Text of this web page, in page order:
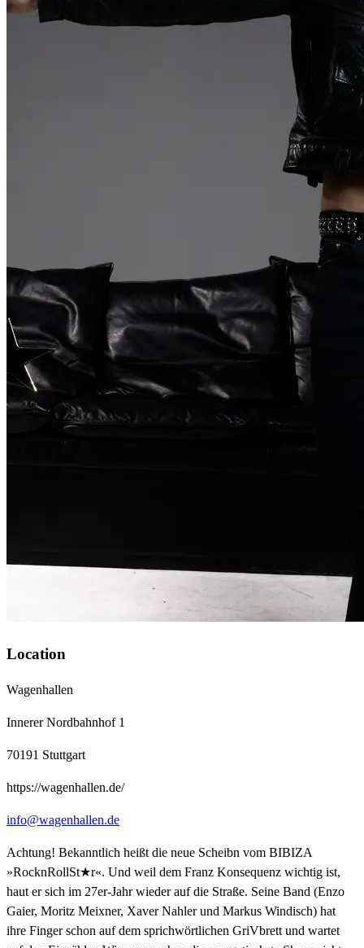
Location
Wagenhallen
Innerer Nordbahnhof 1
70191 Stuttgart
https://wagenhallen.de/
info@wagenhallen.de
Achtung! Bekanntlich heißt die neue Scheibn vom BIBIZA
»RocknRollSt★r«. Und weil dem Franz Konsequenz wichtig ist,
haut er sich im 27er-Jahr wieder auf die Straße. Seine Band (Enzo
Gaier, Moritz Meixner, Xaver Nahler und Markus Windisch) hat
ihre Finger schon auf dem sprichwörtlichen GriVbrett und wartet